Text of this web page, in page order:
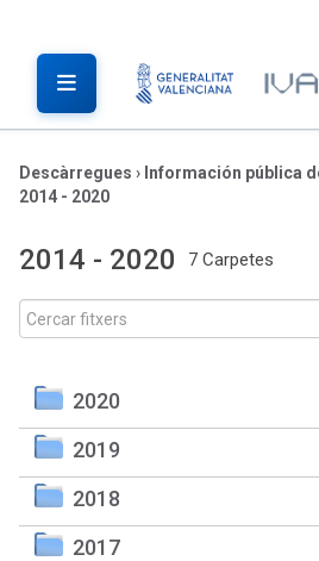
Descàrregues › Información pública
2014 - 2020
2014 - 2020 7 Carpetes
2020
2019
2018
2017